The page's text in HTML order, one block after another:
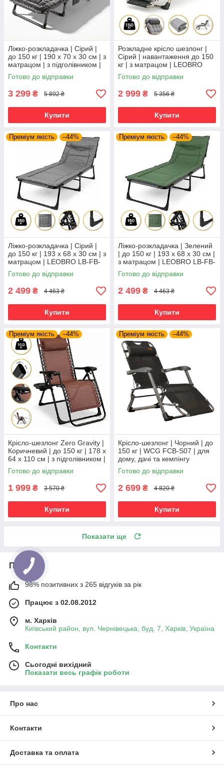
Ліжко-розкладачка | Сірий |
до 150 кг | 190 х 70 х 30 см | з
матрацом | з підголівником |
WCG FB-S26-PV | для дому,
дачі та
Готово до відправки
3 299 ₴ 5 892 ₴
Купити
Розкладне крісло шезлонг |
Сірий | навантаження до 150
кг | з матрацом | LEOBRO
FCB-S01-PP | для
комфортного відпочинку
Готово до відправки
2 999 ₴ 5 356 ₴
Купити
Преміум якість –44%
Ліжко-розкладачка | Сірий |
до 150 кг | 193 х 68 х 30 см | з
матрацом | LEOBRO LB-FB-
S1-GRY | для дому, дачі та
кемпінгу
Готово до відправки
2 499 ₴ 4 463 ₴
Купити
Преміум якість –44%
Ліжко-розкладачка | Зелений
| до 150 кг | 193 х 68 х 30 см |
з матрацом | LEOBRO LB-FB-
S1-GRN | для дому, дачі та
кемпінгу
Готово до відправки
2 499 ₴ 4 463 ₴
Купити
Преміум якість –44%
Крісло-шезлонг Zero Gravity |
Коричневий | до 150 кг | 178 х
64 х 110 см | з підголівником |
LEOBRO LB-ZGC-G2-BRN |
для дому, дачі
Готово до відправки
1 999 ₴ 3 570 ₴
Купити
Преміум якість –44%
Крісло-шезлонг | Чорний | до
150 кг | WCG FCB-S07 | для
дому, дачі та кемпінгу
Готово до відправки
2 699 ₴ 4 820 ₴
Купити
Показати ще
Про нас
98% позитивних з 265 відгуків за рік
Працює з 02.08.2012
м. Харків
Київський район, вул. Чернівецька, буд. 7, Харків, Україна
Контакти
Сьогодні вихідний
Показати весь графік роботи
Про нас
Контакти
Доставка та оплата